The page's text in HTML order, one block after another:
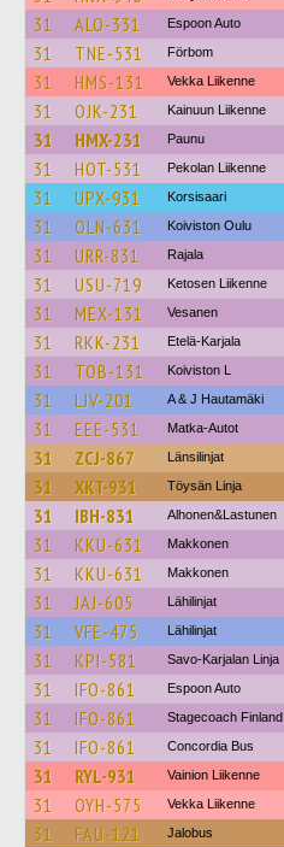
31 ALO-331 Espoon Auto
31 TNE-531 Förbom
31 HMS-131 Vekka Liikenne
31 OJK-231 Kainuun Liikenne
31 HMX-231 Paunu
31 HOT-531 Pekolan Liikenne
31 UPX-931 Korsisaari
31 OLN-631 Koiviston Oulu
31 URR-831 Rajala
31 USU-719 Ketosen Liikenne
31 MEX-131 Vesanen
31 RKK-231 Etelä-Karjala
31 TOB-131 Koiviston L
31 LJV-201 A & J Hautamäki
31 EEE-531 Matka-Autot
31 ZCJ-867 Länsilinjat
31 XKT-931 Töysän Linja
31 IBH-831 Alhonen&Lastunen
31 KKU-631 Makkonen
31 KKU-631 Makkonen
31 JAJ-605 Lähilinjat
31 VFE-475 Lähilinjat
31 KPI-581 Savo-Karjalan Linja
31 IFO-861 Espoon Auto
31 IFO-861 Stagecoach Finland
31 IFO-861 Concordia Bus
31 RYL-931 Vainion Liikenne
31 OYH-575 Vekka Liikenne
31 FAU-121 Jalobus